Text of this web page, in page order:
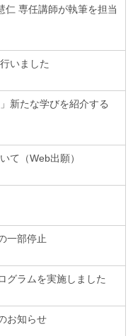
仁 専任講師が執筆を担当
いました
新たな学びを紹介する
て（Web出願）
一部停止
グラムを実施しました
お知らせ